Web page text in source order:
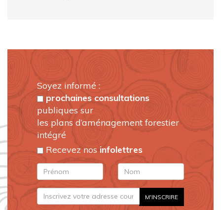
Soyez informé :
prochaines consultations
publiques sur
les plans d’aménagement forestier
intégré
Recevez nosinfolettres